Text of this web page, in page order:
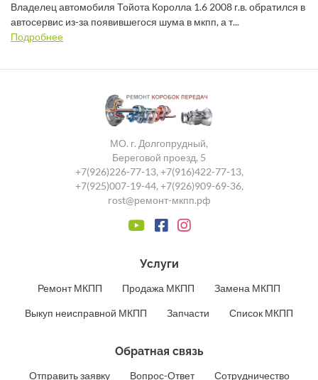
Владелец автомобиля Тойота Королла 1.6 2008 г.в. обратился в
автосервис из-за появившегося шума в мкпп, а т...
Подробнее
МО. г. Долгопрудный,
Береговой проезд, 5
+7(926)226-77-13, +7(916)422-77-13,
+7(925)007-19-44, +7(926)909-69-36,
rost@ремонт-мкпп.рф
Услуги
Ремонт МКПП Продажа МКПП Замена МКПП
Выкуп неисправной МКПП Запчасти Список МКПП
Обратная связь
Отправить заявку Вопрос-Ответ Сотрудничество